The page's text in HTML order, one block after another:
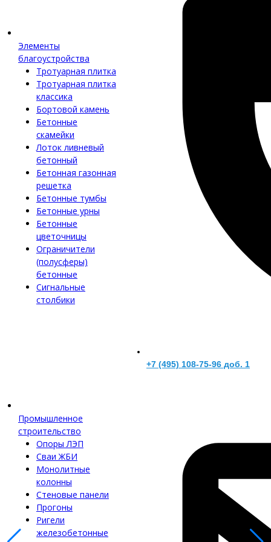
Элементы
благоустройства
Тротуарная плитка
Тротуарная плитка
классика
Бортовой камень
Бетонные
скамейки
Лоток ливневый
бетонный
Бетонная газонная
решетка
Бетонные тумбы
Бетонные урны
Бетонные
цветочницы
Ограничители
(полусферы)
бетонные
Сигнальные
столбики
Промышленное
строительство
Опоры ЛЭП
Сваи ЖБИ
Монолитные
колонны
Стеновые панели
Прогоны
Ригели
железобетонные
+7 (495) 108-75-96 доб. 1